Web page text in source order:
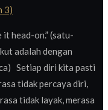
3)
head-on.” (satu-
adalah dengan
Setiap diri kita pasti
tidak percaya diri,
tidak layak, merasa